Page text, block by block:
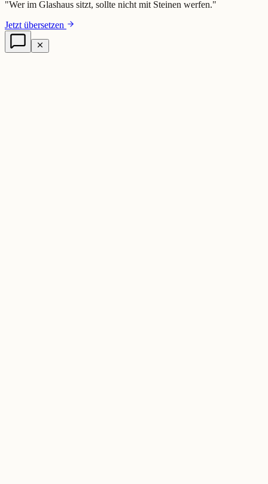
"Wer im Glashaus sitzt, sollte nicht mit Steinen werfen."
Jetzt übersetzen